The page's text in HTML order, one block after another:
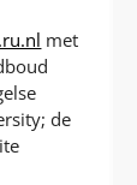
met
de